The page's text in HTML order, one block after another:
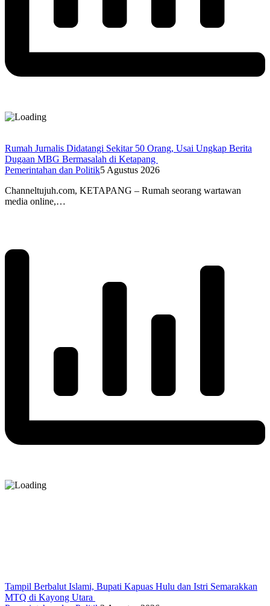
Rumah Jurnalis Didatangi Sekitar 50 Orang, Usai Ungkap Berita
Dugaan MBG Bermasalah di Ketapang
Pemerintahan dan Politik5 Agustus 2026
Channeltujuh.com, KETAPANG – Rumah seorang wartawan
media online,…
Tampil Berbalut Islami, Bupati Kapuas Hulu dan Istri Semarakkan
MTQ di Kayong Utara